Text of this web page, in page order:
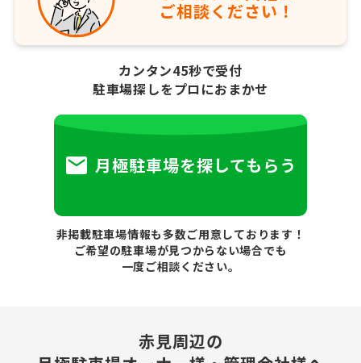
ご相談ください！
カンタン45秒で受付
駐車場探しをプロにおまかせ
月極駐車場を探してもらう
非掲載駐車場情報も多数ご用意しております！
ご希望の駐車場が見つからない場合でも
一度ご相談ください。
赤見周辺の